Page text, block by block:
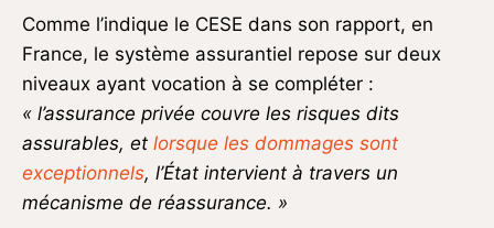
Comme l’indique le CESE dans son rapport, en
France, le système assurantiel repose sur deux
niveaux ayant vocation à se compléter :
« l’assurance privée couvre les risques dits
assurables, et lorsque les dommages sont
exceptionnels, l’État intervient à travers un
mécanisme de réassurance. »